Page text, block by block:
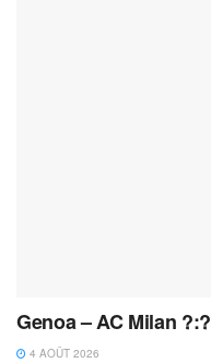
Genoa – AC Milan ?:?
4 AOÛT 2026